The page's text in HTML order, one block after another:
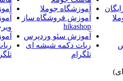
آموزشگاه جوملا
آموزش فروشگاه ساز
hikashop
آموزش سئو وردپرس
ربات دکمه شیشه ای
تلگرام